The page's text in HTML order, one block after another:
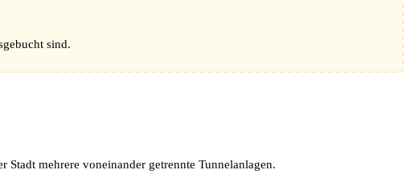
sind.
mehrere voneinander getrennte Tunnelanlagen.